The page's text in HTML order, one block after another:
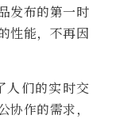
发布的第一时
性能，不再因
人们的实时交
作的需求，